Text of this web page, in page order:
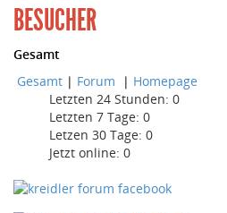
BESUCHER
Gesamt
Gesamt | Forum | Homepage
Letzten 24 Stunden: 0
Letzten 7 Tage: 0
Letzen 30 Tage: 0
Jetzt online: 0